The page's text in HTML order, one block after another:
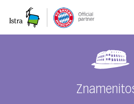
note: